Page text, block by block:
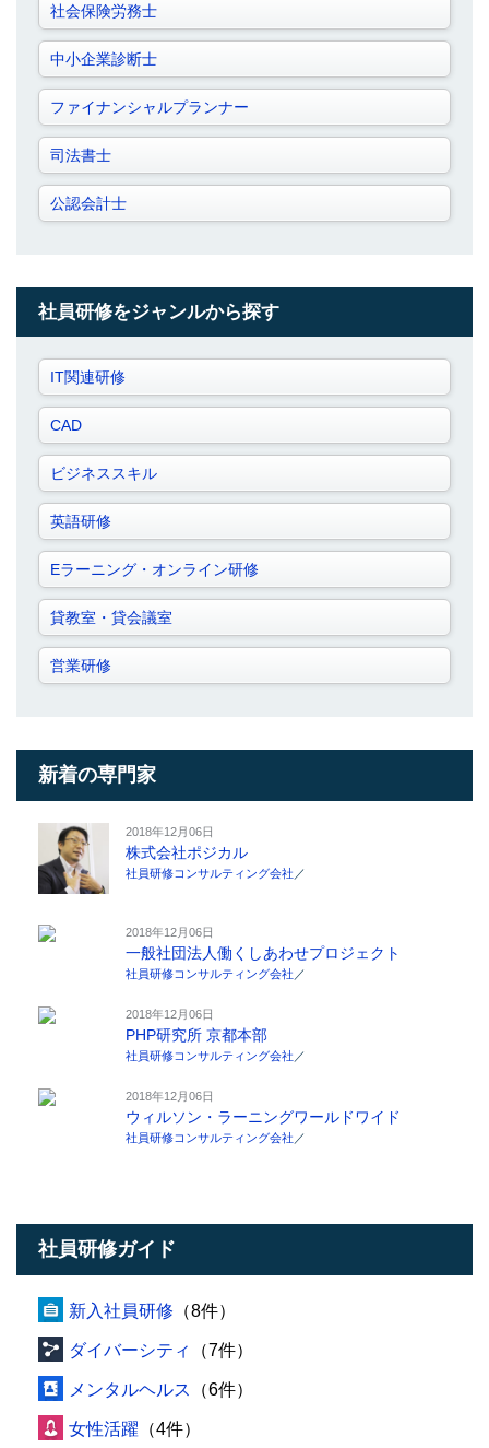
社会保険労務士
中小企業診断士
ファイナンシャルプランナー
司法書士
公認会計士
社員研修をジャンルから探す
IT関連研修
CAD
ビジネススキル
英語研修
Eラーニング・オンライン研修
貸教室・貸会議室
営業研修
新着の専門家
2018年12月06日
株式会社ポジカル
社員研修コンサルティング会社 ／
2018年12月06日
一般社団法人働くしあわせプロジェクト
社員研修コンサルティング会社 ／
2018年12月06日
PHP研究所 京都本部
社員研修コンサルティング会社 ／
2018年12月06日
ウィルソン・ラーニングワールドワイド
社員研修コンサルティング会社 ／
社員研修ガイド
新入社員研修 （8件）
ダイバーシティ （7件）
メンタルヘルス （6件）
女性活躍 （4件）